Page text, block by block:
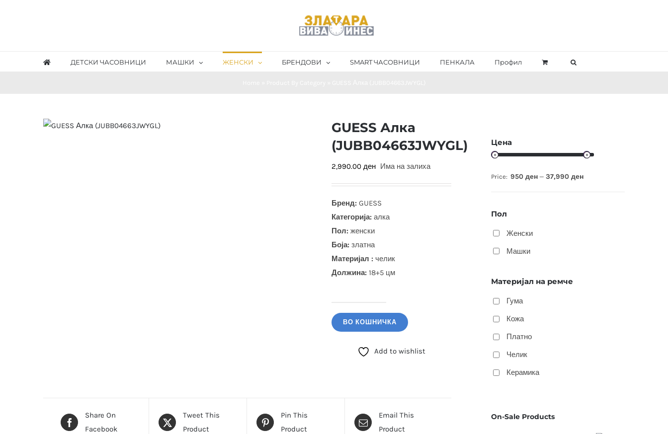
ДЕТСКИ ЧАСОВНИЦИ МАШКИ ЖЕНСКИ БРЕНДОВИ SMART ЧАСОВНИЦИ ПЕНКАЛА Профил
GUESS Алка
(JUBB04663JWYGL)
2,990.00 ден Има на залиха
Бренд: GUESS
Категорија: алка
Пол: женски
Боја: златна
Материјал : челик
Должина: 18+5 цм
Алка
количина
ВО КОШНИЧКА
Add to wishlist
Share On
Facebook
Tweet This
Product
Pin This
Product
Email This
Product
Цена
Price: 950 ден— 37,990 ден
Пол
Женски
Машки
Материјал на ремче
Гума
Кожа
Платно
Челик
Керамика
On-Sale Products